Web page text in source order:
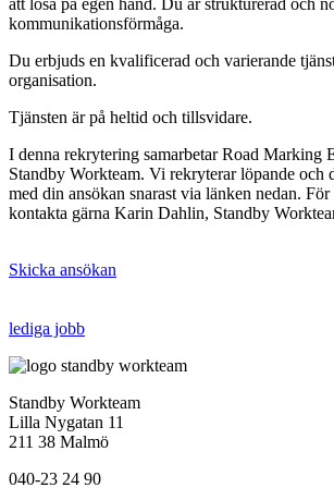
att lösa på egen hand. Du är strukturerad och
kommunikationsförmåga.
Du erbjuds en kvalificerad och varierande
organisation.
Tjänsten är på heltid och tillsvidare.
I denna rekrytering samarbetar Road Marking
Standby Workteam. Vi rekryterar löpande och
med din ansökan snarast via länken nedan.
kontakta gärna Karin Dahlin, Standby
Skicka ansökan
lediga jobb
Standby Workteam
Lilla Nygatan 11
211 38 Malmö
040-23 24 90